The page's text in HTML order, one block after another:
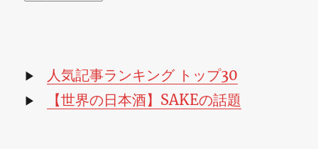
ブ
▶ 人気記事ランキング トップ30
▶ 【世界の日本酒】SAKEの話題